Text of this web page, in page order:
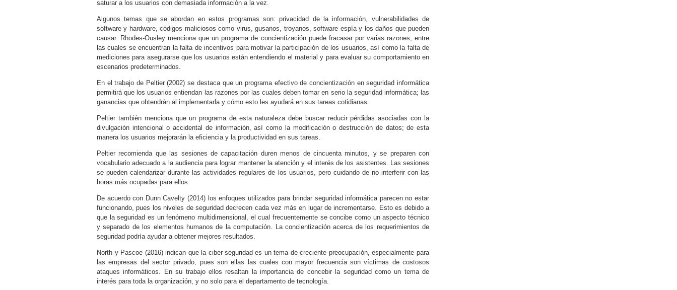
saturar a los usuarios con demasiada información a la vez.
Algunos temas que se abordan en estos programas son: privacidad de la información, vulnerabilidades de
software y hardware, códigos maliciosos como virus, gusanos, troyanos, software espía y los daños que pueden
causar. Rhodes-Ousley menciona que un programa de concientización puede fracasar por varias razones, entre
las cuales se encuentran la falta de incentivos para motivar la participación de los usuarios, así como la falta de
mediciones para asegurarse que los usuarios están entendiendo el material y para evaluar su comportamiento en
escenarios predeterminados.
En el trabajo de Peltier (2002) se destaca que un programa efectivo de concientización en seguridad informática
permitirá que los usuarios entiendan las razones por las cuales deben tomar en serio la seguridad informática; las
ganancias que obtendrán al implementarla y cómo esto les ayudará en sus tareas cotidianas.
Peltier también menciona que un programa de esta naturaleza debe buscar reducir pérdidas asociadas con la
divulgación intencional o accidental de información, así como la modificación o destrucción de datos; de esta
manera los usuarios mejorarán la eficiencia y la productividad en sus tareas.
Peltier recomienda que las sesiones de capacitación duren menos de cincuenta minutos, y se preparen con
vocabulario adecuado a la audiencia para lograr mantener la atención y el interés de los asistentes. Las sesiones
se pueden calendarizar durante las actividades regulares de los usuarios, pero cuidando de no interferir con las
horas más ocupadas para ellos.
De acuerdo con Dunn Cavelty (2014) los enfoques utilizados para brindar seguridad informática parecen no estar
funcionando, pues los niveles de seguridad decrecen cada vez más en lugar de incrementarse. Esto es debido a
que la seguridad es un fenómeno multidimensional, el cual frecuentemente se concibe como un aspecto técnico
y separado de los elementos humanos de la computación. La concientización acerca de los requerimientos de
seguridad podría ayudar a obtener mejores resultados.
North y Pascoe (2016)indican que la ciber-seguridad es un tema de creciente preocupación, especialmente para
las empresas del sector privado, pues son ellas las cuales con mayor frecuencia son víctimas de costosos
ataques informáticos. En su trabajo ellos resaltan la importancia de concebir la seguridad como un tema de
interés para toda la organización, y no solo para el departamento de tecnología.